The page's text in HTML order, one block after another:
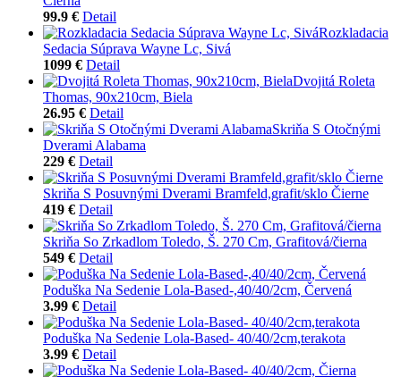
99.9 € Detail
Rozkladacia
Sedacia Súprava Wayne Lc, Sivá
1099 € Detail
Dvojitá Roleta
Thomas, 90x210cm, Biela
26.95 € Detail
Skriňa S Otočnými
Dverami Alabama
229 € Detail
Skriňa S Posuvnými Dverami Bramfeld,grafit/sklo Čierne
419 € Detail
Skriňa So Zrkadlom Toledo, Š. 270 Cm, Grafitová/čierna
549 € Detail
Poduška Na Sedenie Lola-Based-,40/40/2cm, Červená
3.99 € Detail
Poduška Na Sedenie Lola-Based- 40/40/2cm,terakota
3.99 € Detail